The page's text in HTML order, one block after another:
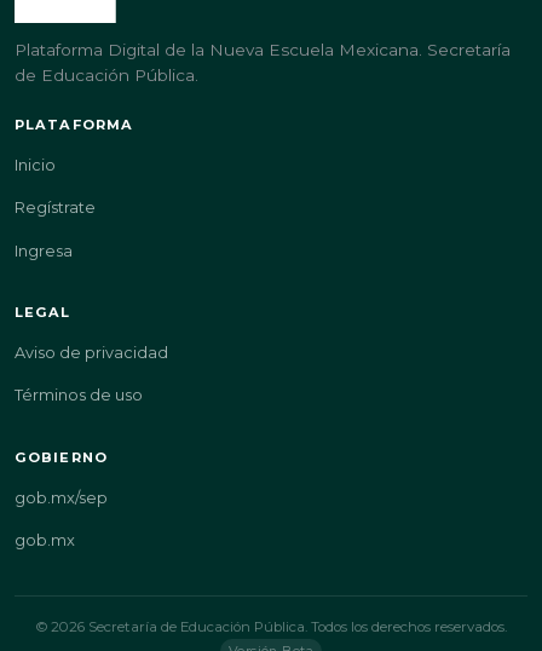
Plataforma Digital de la Nueva Escuela Mexicana. Secretaría
de Educación Pública.
PLATAFORMA
Inicio
Regístrate
Ingresa
LEGAL
Aviso de privacidad
Términos de uso
GOBIERNO
gob.mx/sep
gob.mx
© 2026 Secretaría de Educación Pública. Todos los derechos reservados.